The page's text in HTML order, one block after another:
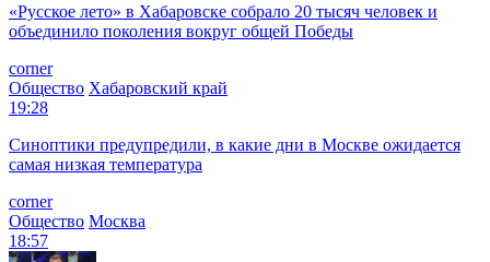
«Русское лето» в Хабаровске собрало 20 тысяч человек и
объединило поколения вокруг общей Победы
corner
Общество Хабаровский край
19:28
Синоптики предупредили, в какие дни в Москве ожидается
самая низкая температура
corner
Общество Москва
18:57